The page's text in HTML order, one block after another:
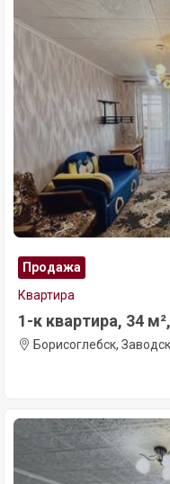
Продажа
Квартира
1-к квартира, 34
Борисоглебск,